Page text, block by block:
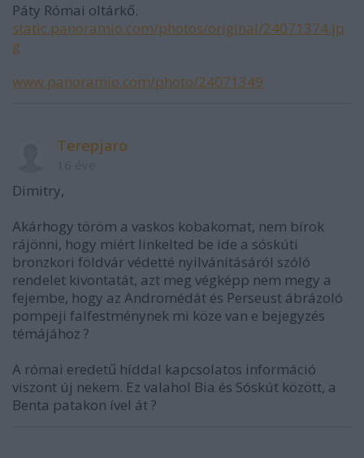
Páty Római oltárkő.
static.panoramio.com/photos/original/24071374.jp
g
www.panoramio.com/photo/24071349
Terepjaro
Dimitry,
Akárhogy töröm a vaskos kobakomat, nem bírok
rájönni, hogy miért linkelted be ide a sóskúti
bronzkori földvár védetté nyilvánításáról szóló
rendelet kivontatát, azt meg végképp nem megy a
fejembe, hogy az Andromédát és Perseust ábrázoló
pompeji falfestménynek mi köze van e bejegyzés
témájához ?
A római eredetű híddal kapcsolatos információ
viszont új nekem. Ez valahol Bia és Sóskút között, a
Benta patakon ível át ?